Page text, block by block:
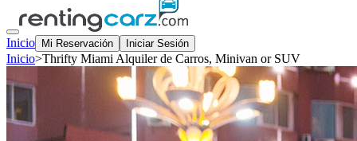
Inicio Mi Reservación Iniciar Sesión
Inicio>Thrifty Miami Alquiler de Carros, Minivan or SUV